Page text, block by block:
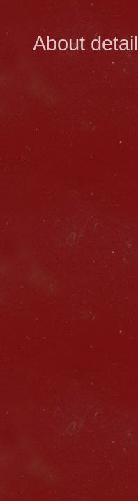
About